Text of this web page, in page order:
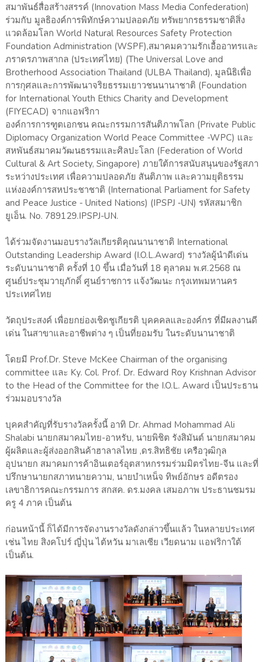
สมาพันธ์สื่อสร้างสรรค์ (Innovation Mass Media Confederation)
ร่วมกับ มูลธิองค์การพิทักษ์ความปลอดภัย ทรัพยากรธรรมชาติสิ่ง
แวดล้อมโลก World Natural Resources Safety Protection
Foundation Administration (WSPF),สมาคมความรักเอื้ออาทรและ
ภราดรภาพสากล (ประเทศไทย) (The Universal Love and
Brotherhood Association Thailand (ULBA Thailand), มูลนิธิเพื่อ
การกุศลและการพัฒนาจริยธรรมเยาวชนนานาชาติ (Foundation
for International Youth Ethics Charity and Development
(FIYECAD) จากแอฟริกา
องค์การการฑูตเอกชน คณะกรรมการสันติภาพโลก (Private Public
Diplomacy Organization World Peace Committee -WPC) และ
สหพันธ์สมาคมวัฒนธรรมและศิลปะโลก (Federation of World
Cultural & Art Society, Singapore) ภายใต้การสนับสนุนของรัฐสภา
ระหว่างประเทศ เพื่อความปลอดภัย สันติภาพ และความยุติธรรม
แห่งองค์การสหประชาชาติ (International Parliament for Safety
and Peace Justice - United Nations) (IPSPJ -UN) รหัสสมาชิก
ยูเอ็น. No. 789129.IPSPJ-UN.
ได้ร่วมจัดงานมอบรางวัลเกียรติคุณนานาชาติ International
Outstanding Leadership Award (I.O.L.Award) รางวัลผู้นำดีเด่น
ระดับนานาชาติ ครั้งที่ 10 ขึ้น เมื่อวันที่ 18 ตุลาคม พ.ศ.2568 ณ
ศูนย์ประชุมวายุภักดิ์ ศูนย์ราชการ แจ้งวัฒนะ กรุงเทพมหานคร
ประเทศไทย
วัตถุประสงค์ เพื่อยกย่องเชิดชูเกียรติ บุคคคลและองค์กร ที่มีผลงานดี
เด่น ในสาขาและอาชีพต่าง ๆ เป็นที่ยอมรับ ในระดับนานาชาติ
โดยมี Prof.Dr. Steve McKee Chairman of the organising
committee และ Ky. Col. Prof. Dr. Edward Roy Krishnan Advisor
to the Head of the Committee for the I.O.L. Award เป็นประธาน
ร่วมมอบรางวัล
บุคคสำคัญที่รับรางวัลครั้งนี้ อาทิ Dr. Ahmad Mohammad Ali
Shalabi นายกสมาคมไทย-อาหรับ, นายพิชิต รังสิมันต์ นายกสมาคม
ผู้ผลิตและผู้ส่งออกสินค้าฮาลาลไทย ,ดร.สิทธิชัย เครือวุฒิกุล
อุปนายก สมาคมการค้าอินเตอร์อุตสาหกรรมร่วมมิตรไทย-จีน และที่
ปรึกษานายกสภาทนายความ, นายบำเหน็จ ทิพย์อักษร อดีตรอง
เลขาธิการคณะกรรมการ สกสค. ดร.มงคล เสมอภาพ ประธานชมรม
ครู 4 ภาค เป็นต้น
ก่อนหน้านี้ ก็ได้มีการจัดงานรางวัลดังกล่าวขึ้นแล้ว ในหลายประเทศ
เช่น ไทย สิงคโปร์ ญี่ปุ่น ไต้หวัน มาเลเซีย เวียดนาม แอฟริกาใต้
เป็นต้น.